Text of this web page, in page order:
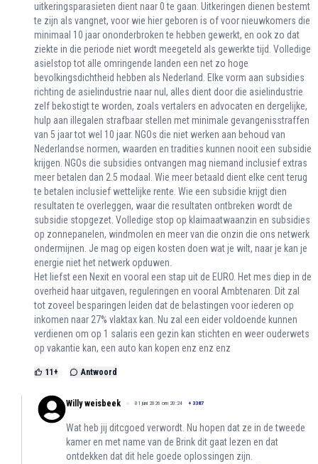
uitkeringsparasieten dient naar 0 te gaan. Uitkeringen dienen bestemt
te zijn als vangnet, voor wie hier geboren is of voor nieuwkomers die
minimaal 10 jaar ononderbroken te hebben gewerkt, en ook zo dat
ziekte in die periode niet wordt meegeteld als gewerkte tijd. Volledige
asielstop tot alle omringende landen een net zo hoge
bevolkingsdichtheid hebben als Nederland. Elke vorm aan subsidies
richting de asielindustrie naar nul, alles dient door die asielindustrie
zelf bekostigt te worden, zoals vertalers en advocaten en dergelijke,
hulp aan illegalen strafbaar stellen met minimale gevangenisstraffen
van 5 jaar tot wel 10 jaar. NGOs die niet werken aan behoud van
Nederlandse normen, waarden en tradities kunnen nooit een subsidie
krijgen. NGOs die subsidies ontvangen mag niemand inclusief extras
meer betalen dan 2.5 modaal. Wie meer betaald dient elke cent terug
te betalen inclusief wettelijke rente. Wie een subsidie krijgt dien
resultaten te overleggen, waar die resultaten ontbreken wordt de
subsidie stopgezet. Volledige stop op klaimaatwaanzin en subsidies
op zonnepanelen, windmolen en meer van die onzin die ons netwerk
ondermijnen. Je mag op eigen kosten doen wat je wilt, naar je kan je
energie niet het netwerk opduwen.
Het liefst een Nexit en vooral een stap uit de EURO. Het mes diep in de
overheid haar uitgaven, reguleringen en vooral Ambtenaren. Dit zal
tot zoveel besparingen leiden dat de belastingen voor iederen op
inkomen naar 27% vlaktax kan. Nu zal een eider voldoende kunnen
verdienen om op 1 salaris een gezin kan stichten en weer ouderwets
op vakantie kan, een auto kan kopen enz enz enz
11 + Antwoord
Willy weisbeek 01 juni 2026 om 20:24 + 3387
Wat heb jij ditcgoed verwordt. Nu hopen dat ze in de tweede
kamer en met name van de Brink dit gaat lezen en dat
ontdekken dat dit hele goede oplossingen zijn.